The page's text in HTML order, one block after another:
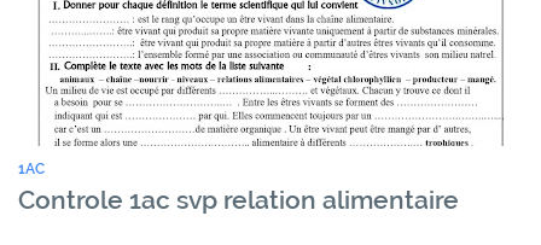
1AC
Controle 1ac svp relation alimentaire